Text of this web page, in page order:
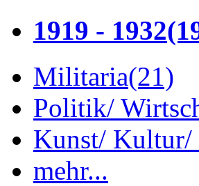
1919 - 1932
Militaria(21)
Politik/
Kunst/ Kultur/
mehr...